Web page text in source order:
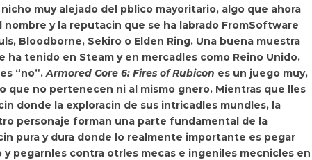
muy alejado del pblico mayoritario, algo que ahora
y la reputacin que se ha labrado FromSoftware
, Bloodborne, Sekiro o Elden Ring. Una buena muestra
tenido en Steam y en mercadles como Reino Unido.
“no”.Armored Core 6: Fires of Rubicon es un juego muy,
que no pertenecen ni al mismo gnero. Mientras que lles
donde la exploracin de sus intricadles mundles, la
personaje forman una parte fundamental de la
pura y dura donde lo realmente importante es pegar
pegarnles contra otrles mecas e ingeniles mecnicles en